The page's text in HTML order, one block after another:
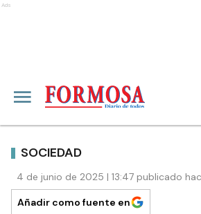
Ads
SOCIEDAD
4 de junio de 2025 | 13:47 publicado
Añadir como fuente en